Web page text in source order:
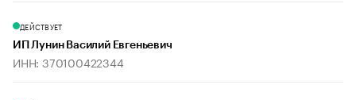
ДЕЙСТВУЕТ
ИП Лунин Василий Евгеньевич
ИНН: 370100422344